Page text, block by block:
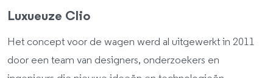
Luxueuze Clio
Het concept voor de wagen werd al uitgewerkt in 2011
door een team van designers, onderzoekers en